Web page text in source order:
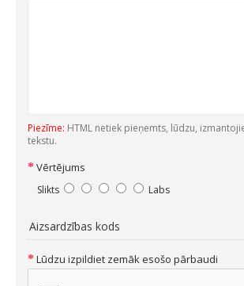
Piezīme: HTML netiek pieņemts, lūdzu,
tekstu.
Vērtējums
Slikts Labs
Aizsardzības kods
Lūdzu izpildiet zemāk esošo pārbaudi